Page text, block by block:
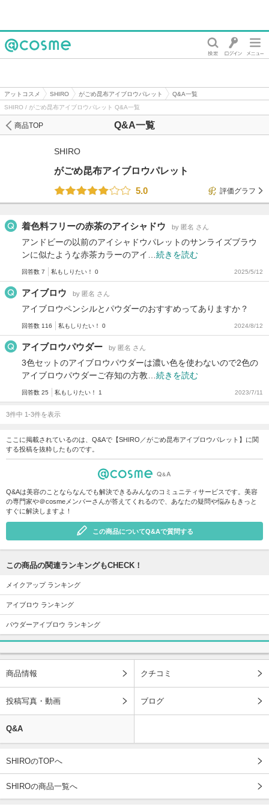
アットコスメ SHIRO がごめ昆布アイブロウパレット
Q&A一覧
SHIRO / がごめ昆布アイブロウパレット Q&A一覧
Q&A一覧
商品TOP
SHIRO
がごめ昆布アイブロウパレット
5.0
評価グラフ
着色料フリーの赤茶のアイシャドウ by 匿名 さん
アンドビーの以前のアイシャドウパレットのサンライズブラウ
ンに似たような赤茶カラーのアイ… 続きを読む
回答数 7 私もしりたい！ 0 2025/5/12
アイブロウ by 匿名 さん
アイブロウペンシルとパウダーのおすすめってありますか？
回答数 116 私もしりたい！ 0 2024/8/12
アイブロウパウダー by 匿名 さん
3色セットのアイブロウパウダーは濃い色を使わないので2色の
アイブロウパウダーご存知の方教… 続きを読む
回答数 25 私もしりたい！ 1 2023/7/11
3件中 1-3件を表示
ここに掲載されているのは、Q&Aで【SHIRO／がごめ昆布アイブロウパレット】に関
する投稿を抜粋したものです。
Q&Aは美容のことならなんでも解決できるみんなのコミュニティサービスです。美容
の専門家や＠cosmeメンバーさんが答えてくれるので、あなたの疑問や悩みもきっと
すぐに解決しますよ！
この商品についてQ&Aで質問する
この商品の関連ランキングもCHECK！
メイクアップ ランキング
アイブロウ ランキング
パウダーアイブロウ ランキング
商品情報 クチコミ
投稿写真・動画 ブログ
Q&A
SHIROのTOPへ
SHIROの商品一覧へ